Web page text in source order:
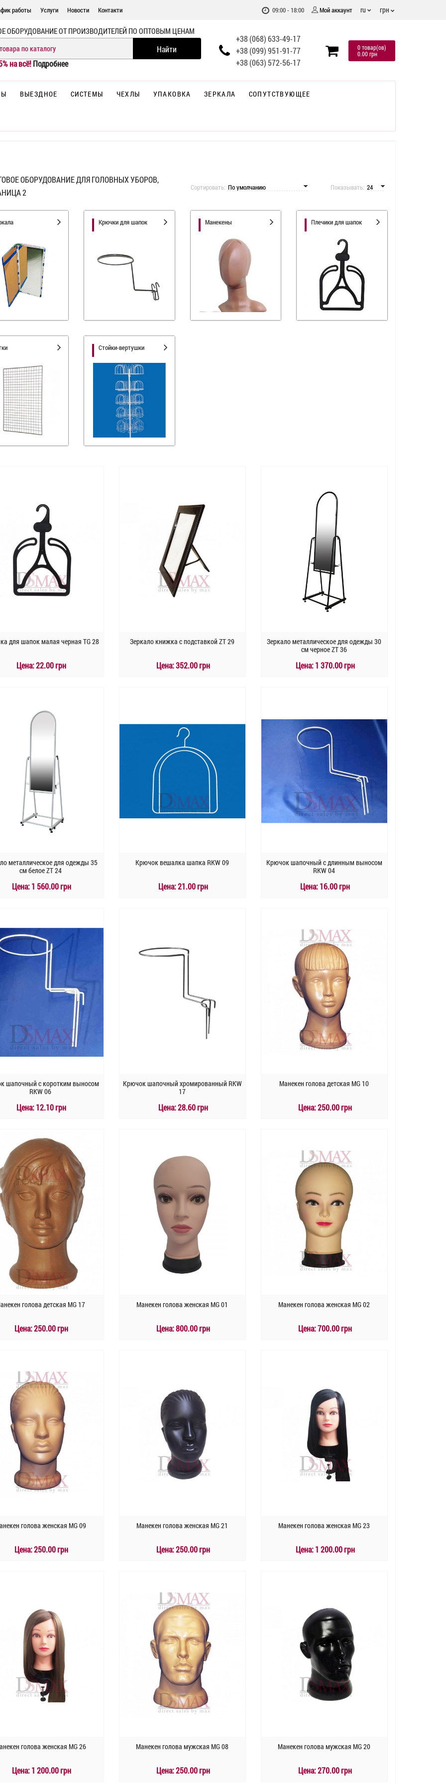
работы Услуги Новости Контакти 09:00 - 18:00 Мой аккаунт ru грн
ОБОРУДОВАНИЕ ОТ ПРОИЗВОДИТЕЛЕЙ ПО ОПТОВЫМ ЦЕНАМ
на всё!Подробнее
+38 (068) 633-49-17
+38 (099) 951-91-77
+38 (063) 572-56-17
0 товар(ов)
0.00 грн
ВЫЕЗДНОЕ СИСТЕМЫ ЧЕХЛЫ УПАКОВКА ЗЕРКАЛА СОПУТСТВУЮЩЕЕ
ОБОРУДОВАНИЕ ДЛЯ ГОЛОВНЫХ УБОРОВ,
2
Сортировать: Показывать:
Крючки для шапок Манекены Плечики для шапок
Стойки-вертушки
для шапок малая черная TG 28
Цена:22.00 грн
Зеркало книжка с подставкой ZT 29
Цена:352.00 грн
Зеркало металлическое для одежды 30
см черное ZT 36
Цена:1 370.00 грн
металлическое для одежды 35
см белое ZT 24
Цена:1 560.00 грн
Быстрый заказ
Крючок вешалка шапка RKW 09
Цена:21.00 грн
Крючок шапочный с длинным выносом
RKW 04
Цена:16.00 грн
Быстрый заказ
шапочный с коротким выносом
RKW 06
Цена:12.10 грн
Быстрый заказ
Крючок шапочный хромированный RKW
17
Цена:28.60 грн
Манекен голова детская MG 10
Цена:250.00 грн
Быстрый заказ
голова детская MG 17
Цена:250.00 грн
Быстрый заказ
Манекен голова женская MG 01
Цена:800.00 грн
Манекен голова женская MG 02
Цена:700.00 грн
голова женская MG 09
Цена:250.00 грн
Манекен голова женская MG 21
Цена:250.00 грн
Быстрый заказ
Манекен голова женская MG 23
Цена:1 200.00 грн
голова женская MG 26
Цена:1 200.00 грн
Манекен голова мужская MG 08
Цена:250.00 грн
Манекен голова мужская MG 20
Цена:270.00 грн